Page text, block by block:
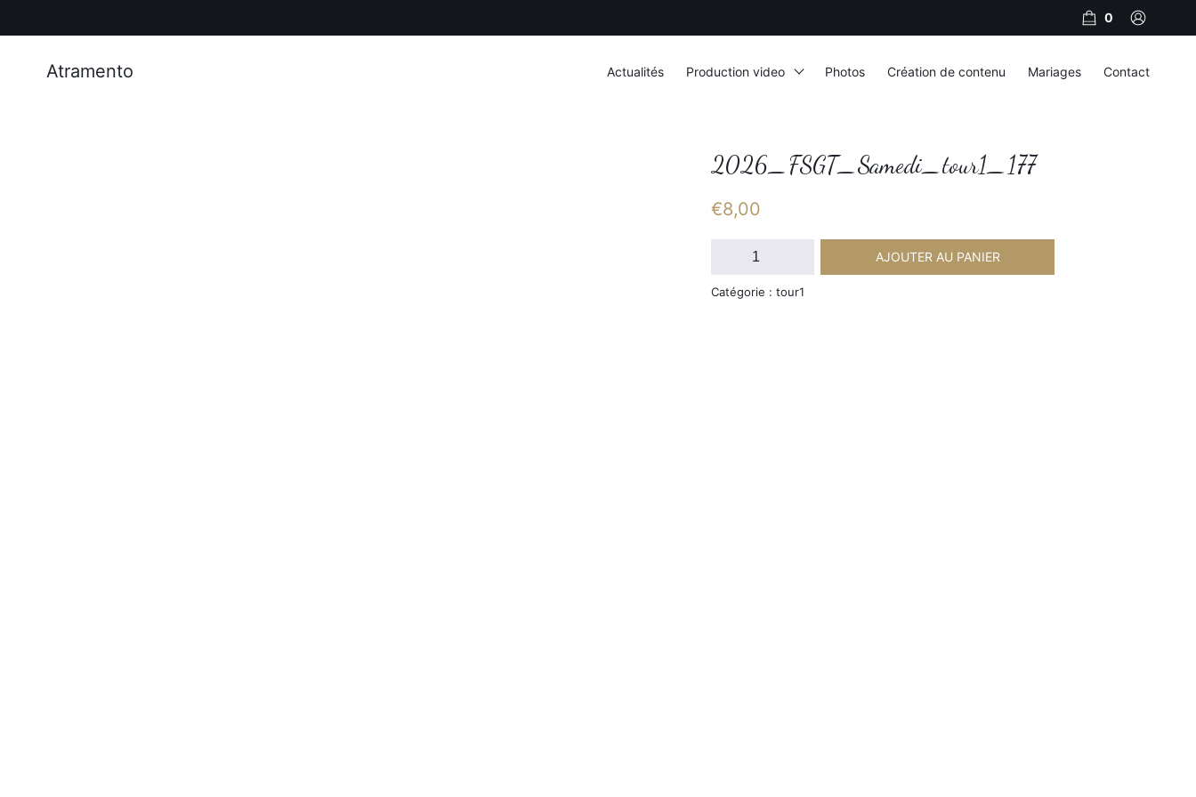
2026_FSGT_Samedi_tour1_177
€8,00
quantité
2026_FSGT_Samedi_tour1_177
AJOUTER AU PANIER
Catégorie : tour1
0
Atramento Actualités Production video Photos Création de contenu Mariages Contact